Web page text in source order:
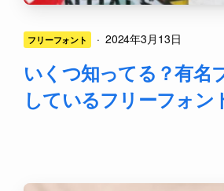
フリーフォント · 2024年3月13日
いくつ知ってる？有名
しているフリーフォン